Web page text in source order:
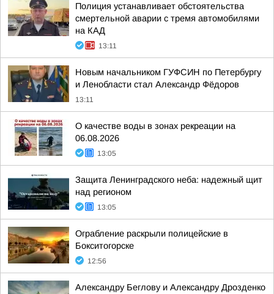
Полиция устанавливает обстоятельства
смертельной аварии с тремя автомобилями
на КАД
13:11
Новым начальником ГУФСИН по Петербургу
и Ленобласти стал Александр Фёдоров
13:11
О качестве воды в зонах рекреации на
06.08.2026
13:05
Защита Ленинградского неба: надежный щит
над регионом
13:05
Ограбление раскрыли полицейские в
Бокситогорске
12:56
Александру Беглову и Александру Дрозденко